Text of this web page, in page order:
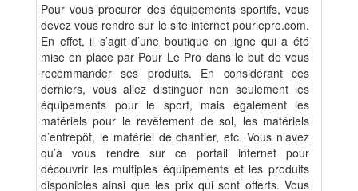
Pour vous procurer des équipements sportifs, vous
devez vous rendre sur le site internet pourlepro.com.
En effet, il s’agit d’une boutique en ligne qui a été
mise en place par Pour Le Pro dans le but de vous
recommander ses produits. En considérant ces
derniers, vous allez distinguer non seulement les
équipements pour le sport, mais également les
matériels pour le revêtement de sol, les matériels
d’entrepôt, le matériel de chantier, etc. Vous n’avez
qu’à vous rendre sur ce portail internet pour
découvrir les multiples équipements et les produits
disponibles ainsi que les prix qui sont offerts. Vous